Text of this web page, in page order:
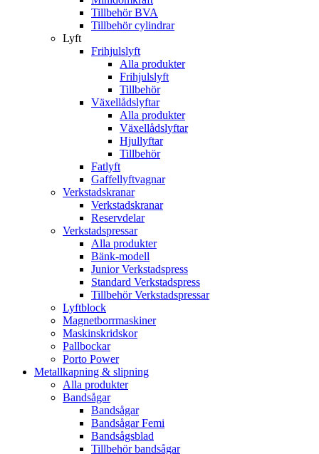
Tillbehör BVA
Tillbehör cylindrar
Lyft
Frihjulslyft
Alla produkter
Frihjulslyft
Tillbehör
Växellådslyftar
Alla produkter
Växellådslyftar
Hjullyftar
Tillbehör
Fatlyft
Gaffellyftvagnar
Verkstadskranar
Verkstadskranar
Reservdelar
Verkstadspressar
Alla produkter
Bänk-modell
Junior Verkstadspress
Standard Verkstadspress
Tillbehör Verkstadspressar
Lyftblock
Magnetborrmaskiner
Maskinskridskor
Pallbockar
Porto Power
Metallkapning & slipning
Alla produkter
Bandsågar
Bandsågar
Bandsågar Femi
Bandsågsblad
Tillbehör bandsågar